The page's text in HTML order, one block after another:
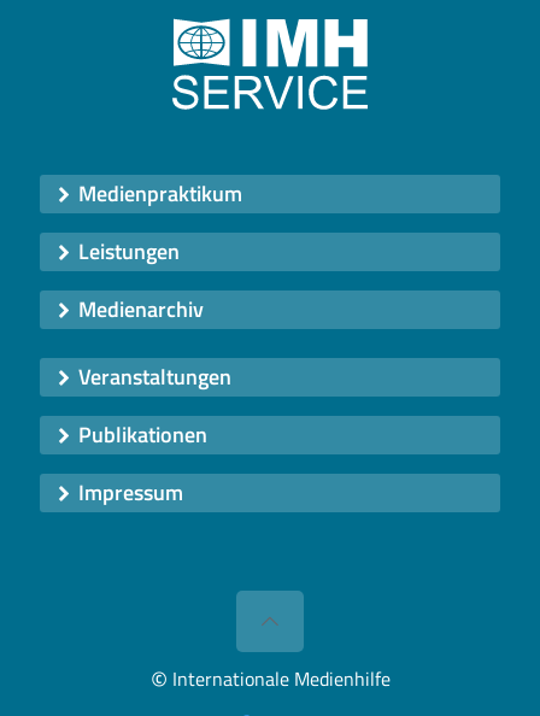
Medienpraktikum
Leistungen
Medienarchiv
Veranstaltungen
Publikationen
Impressum
© Internationale Medienhilfe